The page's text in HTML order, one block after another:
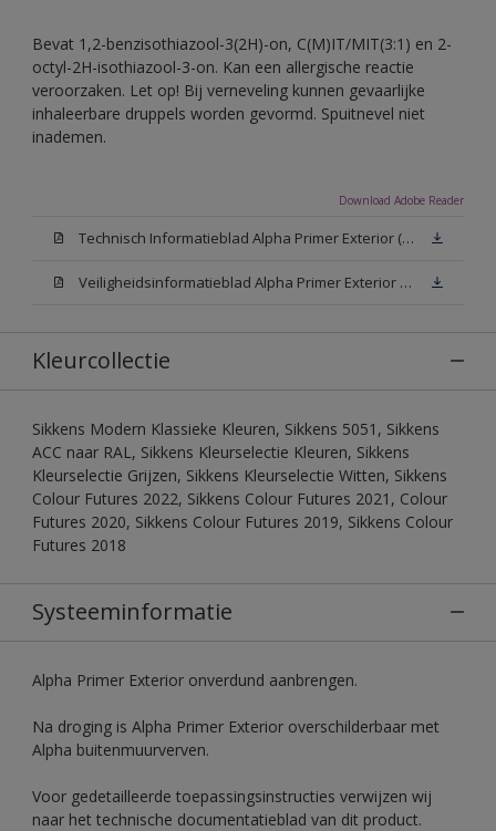
Bevat 1,2-benzisothiazool-3(2H)-on, C(M)IT/MIT(3:1) en 2-
octyl-2H-isothiazool-3-on. Kan een allergische reactie
veroorzaken. Let op! Bij verneveling kunnen gevaarlijke
inhaleerbare druppels worden gevormd. Spuitnevel niet
inademen.
Download Adobe Reader
Technisch Informatieblad Alpha Primer Exterior (PDF)
Veiligheidsinformatieblad Alpha Primer Exterior White W05 (MSDS)
Kleurcollectie
Sikkens Modern Klassieke Kleuren, Sikkens 5051, Sikkens
ACC naar RAL, Sikkens Kleurselectie Kleuren, Sikkens
Kleurselectie Grijzen, Sikkens Kleurselectie Witten, Sikkens
Colour Futures 2022, Sikkens Colour Futures 2021, Colour
Futures 2020, Sikkens Colour Futures 2019, Sikkens Colour
Futures 2018
Systeeminformatie
Alpha Primer Exterior onverdund aanbrengen.
Na droging is Alpha Primer Exterior overschilderbaar met
Alpha buitenmuurverven.
Voor gedetailleerde toepassingsinstructies verwijzen wij
naar het technische documentatieblad van dit product.